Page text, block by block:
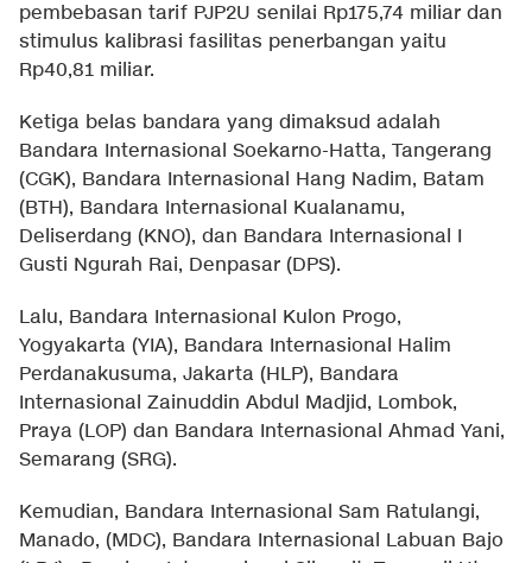
pembebasan tarif PJP2U senilai Rp175,74 miliar dan
stimulus kalibrasi fasilitas penerbangan yaitu
Rp40,81 miliar.
Ketiga belas bandara yang dimaksud adalah
Bandara Internasional Soekarno-Hatta, Tangerang
(CGK), Bandara Internasional Hang Nadim, Batam
(BTH), Bandara Internasional Kualanamu,
Deliserdang (KNO), dan Bandara Internasional I
Gusti Ngurah Rai, Denpasar (DPS).
Lalu, Bandara Internasional Kulon Progo,
Yogyakarta (YIA), Bandara Internasional Halim
Perdanakusuma, Jakarta (HLP), Bandara
Internasional Zainuddin Abdul Madjid, Lombok,
Praya (LOP) dan Bandara Internasional Ahmad Yani,
Semarang (SRG).
Kemudian, Bandara Internasional Sam Ratulangi,
Manado, (MDC), Bandara Internasional Labuan Bajo